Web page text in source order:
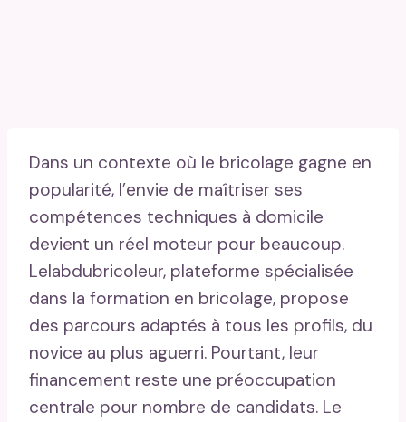
Dans un contexte où le bricolage gagne en
popularité, l’envie de maîtriser ses
compétences techniques à domicile
devient un réel moteur pour beaucoup.
Lelabdubricoleur, plateforme spécialisée
dans la formation en bricolage, propose
des parcours adaptés à tous les profils, du
novice au plus aguerri. Pourtant, leur
financement reste une préoccupation
centrale pour nombre de candidats. Le